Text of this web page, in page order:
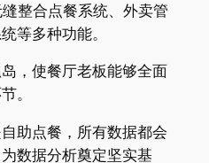
整合点餐系统、外卖管
等多种功能。
，使餐厅老板能够全面
。
助点餐，所有数据都会
数据分析奠定坚实基